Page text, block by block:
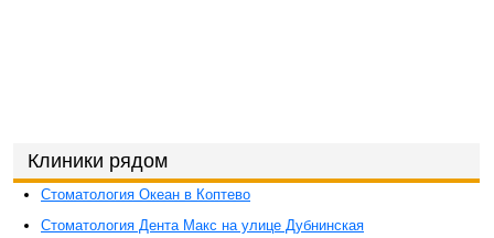
Клиники рядом
Стоматология Океан в Коптево
Стоматология Дента Макс на улице Дубнинская